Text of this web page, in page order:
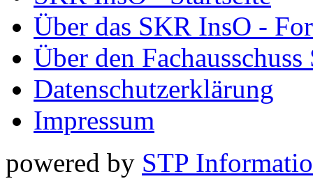
Über das SKR InsO -
Über den
Datenschutzerklärung
Impressum
powered by STP